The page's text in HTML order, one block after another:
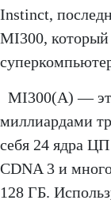
Instinct,
MI300, который
MI300(A) —
миллиардами
себя 24 ядра
CDNA 3 и
128 ГБ.